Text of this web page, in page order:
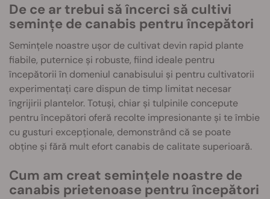
De ce ar trebui să încerci să cultivi
semințe de canabis pentru începători
Semințele noastre ușor de cultivat devin rapid plante
fiabile, puternice și robuste, fiind ideale pentru
începătorii în domeniul canabisului și pentru cultivatorii
experimentați care dispun de timp limitat necesar
îngrijirii plantelor. Totuși, chiar și tulpinile concepute
pentru începători oferă recolte impresionante și te îmbie
cu gusturi excepționale, demonstrând că se poate
obține și fără mult efort canabis de calitate superioară.
Cum am creat semințele noastre de
canabis prietenoase pentru începători